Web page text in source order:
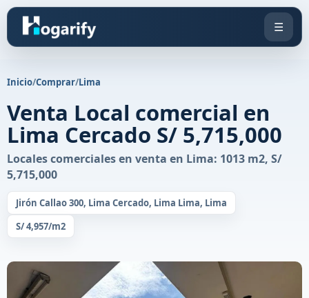
☰
Inicio/Comprar/Lima
Venta Local comercial en
Lima Cercado S/ 5,715,000
Locales comerciales en venta en Lima: 1013 m2, S/
5,715,000
Jirón Callao 300, Lima Cercado, Lima Lima, Lima
S/ 4,957/m2